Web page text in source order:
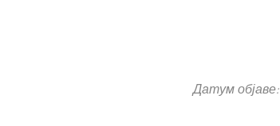
Датум објаве: